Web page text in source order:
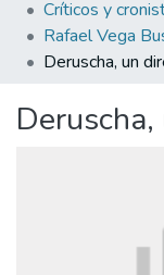
All of DSpace
Statistics
Rafael Vega